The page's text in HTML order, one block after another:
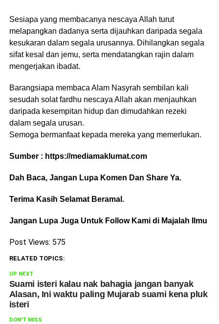
Sesiapa yang membacanya nescaya Allah turut
melapangkan dadanya serta dijauhkan daripada segala
kesukaran dalam segala urusannya. Dihilangkan segala
sifat kesal dan jemu, serta mendatangkan rajin dalam
mengerjakan ibadat.
Barangsiapa membaca Alam Nasyrah sembilan kali
sesudah solat fardhu nescaya Allah akan menjauhkan
daripada kesempitan hidup dan dimudahkan rezeki
dalam segala urusan.
Semoga bermanfaat kepada mereka yang memerlukan.
Sumber : https://mediamaklumat.com
Dah Baca, Jangan Lupa Komen Dan Share Ya.
Terima Kasih Selamat Beramal.
Jangan Lupa Juga Untuk Follow Kami di Majalah Ilmu
Post Views: 575
RELATED TOPICS:
UP NEXT
Suami isteri kalau nak bahagia jangan banyak
Alasan, Ini waktu paling Mujarab suami kena pluk
isteri
DON'T MISS